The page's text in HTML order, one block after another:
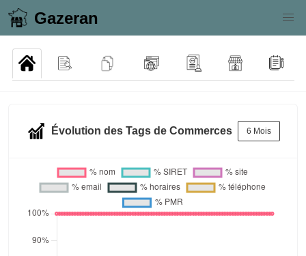
Gazeran
Évolution des Tags de Commerces 6 Mois